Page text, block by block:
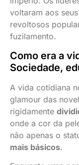
voltaram aos
revoltosos
fuzilamento.
Como era a
Sociedade,
A vida cotidiana
glamour das
rigidamente
onde a cor da
não apenas o
mais básicos.